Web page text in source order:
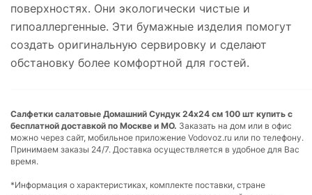
поверхностях. Они экологически чистые и
гипоаллергенные. Эти бумажные изделия помогут
создать оригинальную сервировку и сделают
обстановку более комфортной для гостей.
Салфетки салатовые Домашний Сундук 24x24 см 100 шт купить с
бесплатной доставкой по Москве и МО. Заказать на дом или в офис
можно через сайт, мобильное приложение Vodovoz.ru или по телефону.
Принимаем заказы 24/7. Доставка осуществляется в удобное для Вас
время.
*Информация о характеристиках, комплекте поставки, стране